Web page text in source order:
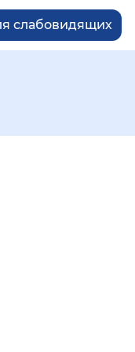
слабовидящих